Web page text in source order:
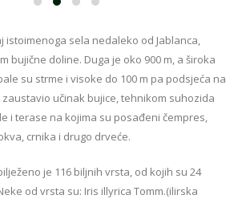
istoimenoga sela nedaleko od Jablanca,
bujične doline. Duga je oko 900 m, a široka
su strme i visoke do 100 m pa podsjeća na
učinak bujice, tehnikom suhozida
i terase na kojima su posađeni čempres,
crnika i drugo drveće.
je 116 biljnih vrsta, od kojih su 24
od vrsta su: Iris illyrica Tomm.(ilirska